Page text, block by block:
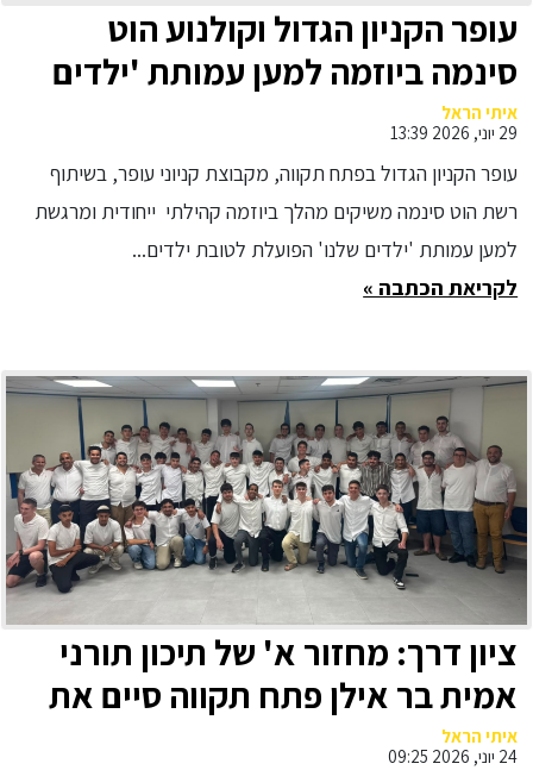
עופר הקניון הגדול וקולנוע הוט
סינמה ביוזמה למען עמותת 'ילדים
שלנו' הפועלת במרכז שניידר
לרפואת ילדים: תורמים צעצוע חדש
לילדים המאושפזים בבית חולים
שניידר ומקבלים כרטיס לסרט
איתי הראל
29 יוני, 2026 13:39
עופר הקניון הגדול בפתח תקווה, מקבוצת קניוני עופר, בשיתוף
רשת הוט סינמה משיקים מהלך ביוזמה קהילתי ייחודית ומרגשת
למען עמותת 'ילדים שלנו' הפועלת לטובת ילדים...
לקריאת הכתבה »
ציון דרך: מחזור א' של תיכון תורני
אמית בר אילן פתח תקווה סיים את
לימודיו
איתי הראל
24 יוני, 2026 09:25